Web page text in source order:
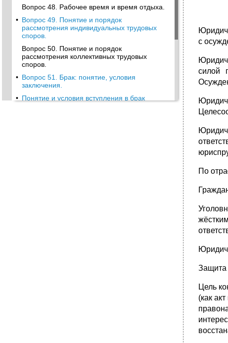
Вопрос 48. Рабочее время и время отдыха.
• Вопрос 49. Понятие и порядок
рассмотрения индивидуальных трудовых
споров.
Вопрос 50. Понятие и порядок
рассмотрения коллективных трудовых
споров.
• Вопрос 51. Брак: понятие, условия
заключения.
• Понятие и условия вступления в брак
с
силой
По
Защита
Цель
(как